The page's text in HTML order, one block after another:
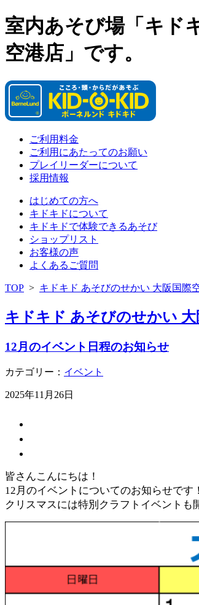
室内あそび場「キド
空港店」です。
ご利用料金
ご利用にあたってのお願い
プレイリーダーについて
採用情報
はじめての方へ
キドキドについて
キドキドで体験できるあそび
ショップリスト
お客様の声
よくあるご質問
TOP > キドキド あそびのせかい 大阪国際
キドキド あそびのせかい
12月のイベント日程のお知らせ
カテゴリー： イベント
2025年11月26日
皆さんこんにちは！
12月のイベントについてのお知らせです！
クリスマスには特別クラフトイベントも